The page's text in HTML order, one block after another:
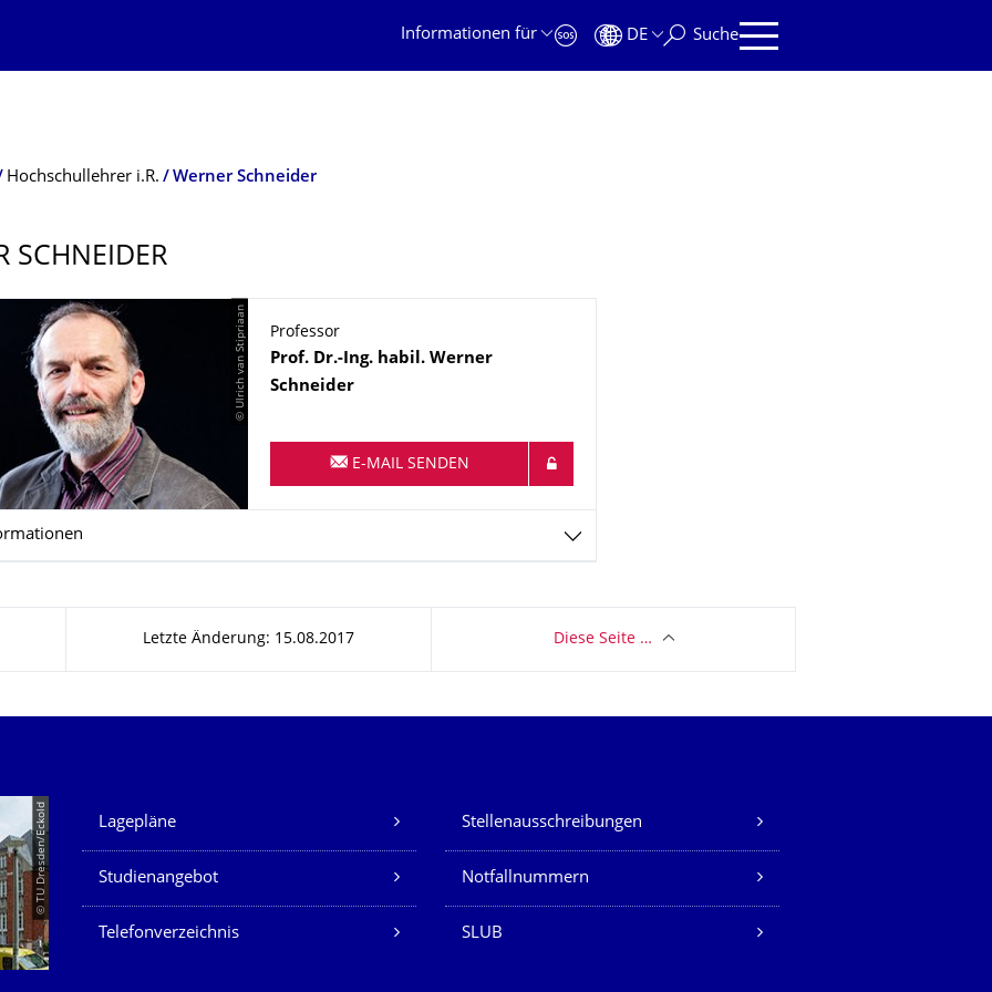
Informationen für
DE Suche
Hochschullehrer i.R. Werner Schneider
SCHNEIDER
© Ulrich van Stipriaan
Professor
Name
Prof. Dr.-Ing. habil. Werner
Schneider
E-MAIL SENDEN
Letzte Änderung: 15.08.2017 Diese Seite …
© TU Dresden/Eckold Unsere Dienste
Lagepläne Stellenausschreibungen
Studienangebot Notfallnummern
Telefonverzeichnis SLUB